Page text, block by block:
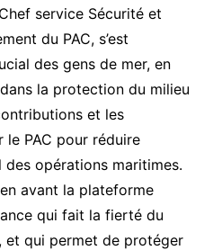
service Sécurité et
du PAC, s’est
des gens de mer, en
la protection du milieu
et les
PAC pour réduire
des opérations maritimes.
avant la plateforme
qui fait la fierté du
et qui permet de protéger